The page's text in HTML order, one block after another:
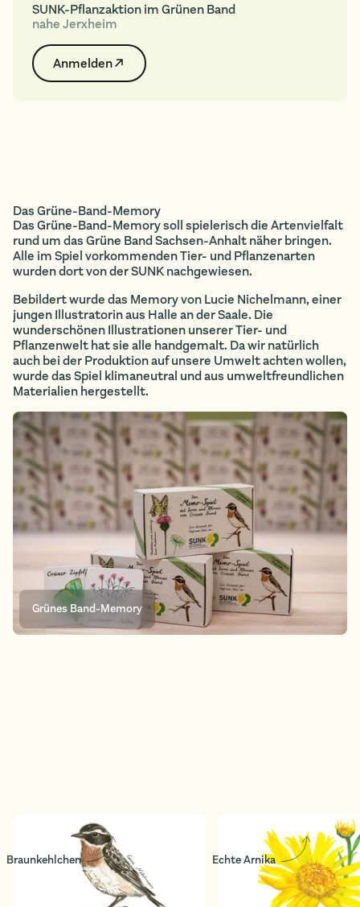
SUNK-Pflanzaktion im Grünen Band
nahe Jerxheim
Anmelden
Das Grüne-Band-Memory
Das Grüne-Band-Memory soll spielerisch die Artenvielfalt
rund um das Grüne Band Sachsen-Anhalt näher bringen.
Alle im Spiel vorkommenden Tier- und Pflanzenarten
wurden dort von der SUNK nachgewiesen.
Bebildert wurde das Memory von Lucie Nichelmann, einer
jungen Illustratorin aus Halle an der Saale. Die
wunderschönen Illustrationen unserer Tier- und
Pflanzenwelt hat sie alle handgemalt. Da wir natürlich
auch bei der Produktion auf unsere Umwelt achten wollen,
wurde das Spiel klimaneutral und aus umweltfreundlichen
Materialien hergestellt.
Grünes Band-Memory
Braunkehlchen Echte Arnika